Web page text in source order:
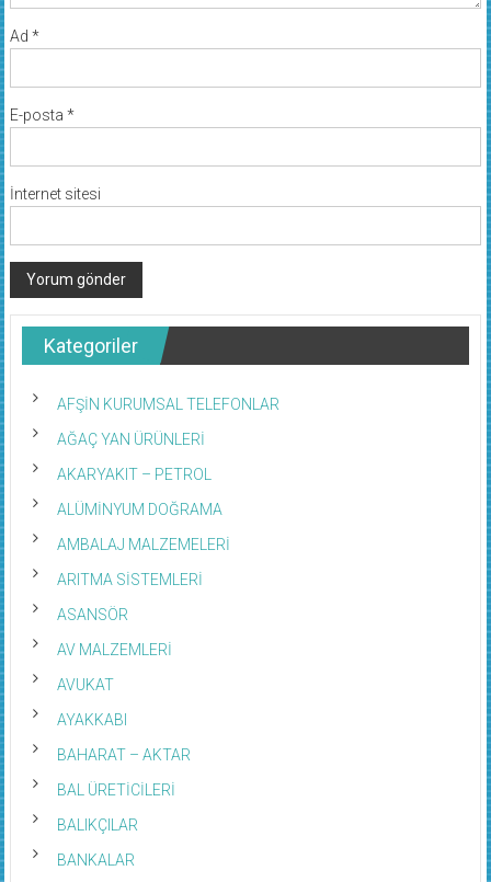
Ad *
E-posta *
İnternet sitesi
Kategoriler
AFŞİN KURUMSAL TELEFONLAR
AĞAÇ YAN ÜRÜNLERİ
AKARYAKIT – PETROL
ALÜMİNYUM DOĞRAMA
AMBALAJ MALZEMELERİ
ARITMA SİSTEMLERİ
ASANSÖR
AV MALZEMLERİ
AVUKAT
AYAKKABI
BAHARAT – AKTAR
BAL ÜRETİCİLERİ
BALIKÇILAR
BANKALAR